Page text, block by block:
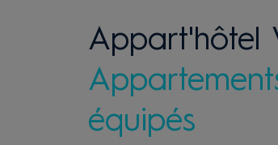
Appart'hôtel
équipés